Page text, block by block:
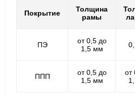
Покрытие
Толщина
рамы
ПЭ
от 0,5 до
1,5 мм
ППП
от 0,5 до
1,5 мм
от